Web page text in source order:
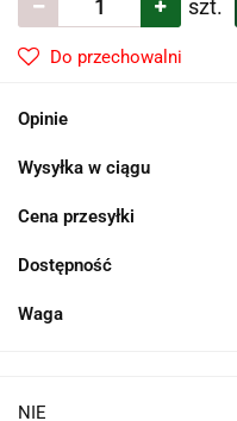
szt.
Do przechowalni
Opinie
Wysyłka w ciągu
Cena przesyłki
Dostępność
Waga
NIE